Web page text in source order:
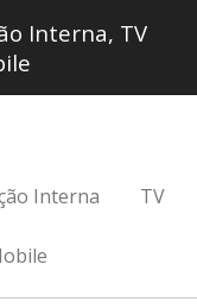
Interna, TV
Interna TV